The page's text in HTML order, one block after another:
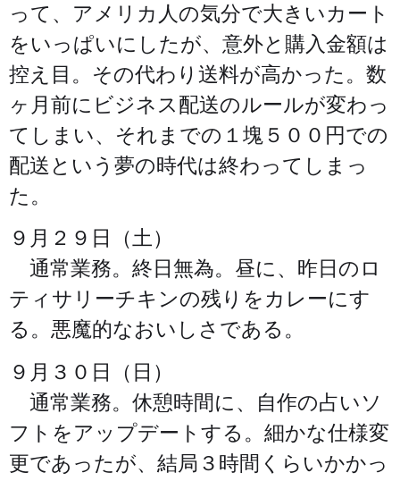
って、アメリカ人の気分で大きいカート
をいっぱいにしたが、意外と購入金額は
控え目。その代わり送料が高かった。数
ヶ月前にビジネス配送のルールが変わっ
てしまい、それまでの１塊５００円での
配送という夢の時代は終わってしまっ
た。
９月２９日（土）
通常業務。終日無為。昼に、昨日のロ
ティサリーチキンの残りをカレーにす
る。悪魔的なおいしさである。
９月３０日（日）
通常業務。休憩時間に、自作の占いソ
フトをアップデートする。細かな仕様変
更であったが、結局３時間くらいかかっ